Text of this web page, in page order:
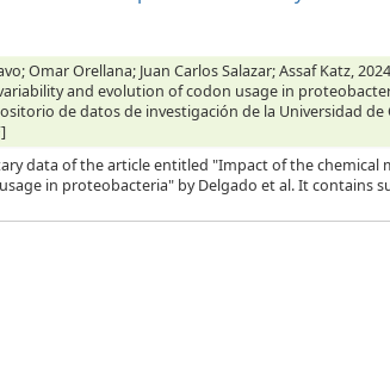
Omar Orellana; Juan Carlos Salazar; Assaf Katz,
and evolution of codon usage in
de datos de investigación de la Universidad de
data of the article entitled "Impact of the chemical
in proteobacteria" by Delgado et al. It contains